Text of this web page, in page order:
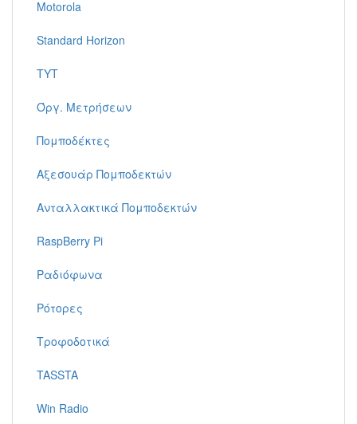
Motorola
Standard Horizon
TYT
Όργ. Μετρήσεων
Πομποδέκτες
Αξεσουάρ Πομποδεκτών
Ανταλλακτικά Πομποδεκτών
RaspBerry Pi
Ραδιόφωνα
Ρότορες
Τροφοδοτικά
TASSTA
Win Radio